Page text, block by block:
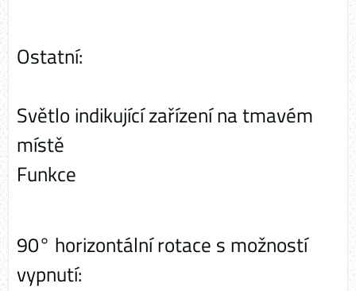
Ostatní:
Světlo indikující zařízení na tmavém
místě
Funkce
90° horizontální rotace s možností
vypnutí: